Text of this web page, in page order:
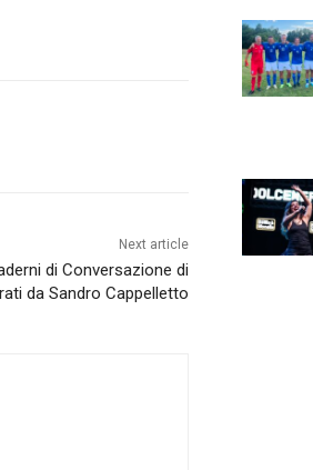
Next article
di Conversazione di
da Sandro Cappelletto